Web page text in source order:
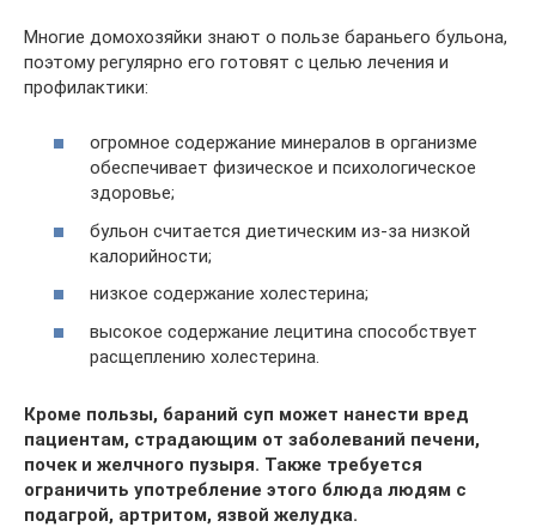
Многие домохозяйки знают о пользе бараньего бульона,
поэтому регулярно его готовят с целью лечения и
профилактики:
огромное содержание минералов в организме
обеспечивает физическое и психологическое
здоровье;
бульон считается диетическим из-за низкой
калорийности;
низкое содержание холестерина;
высокое содержание лецитина способствует
расщеплению холестерина.
Кроме пользы, бараний суп может нанести вред
пациентам, страдающим от заболеваний печени,
почек и желчного пузыря. Также требуется
ограничить употребление этого блюда людям с
подагрой, артритом, язвой желудка.